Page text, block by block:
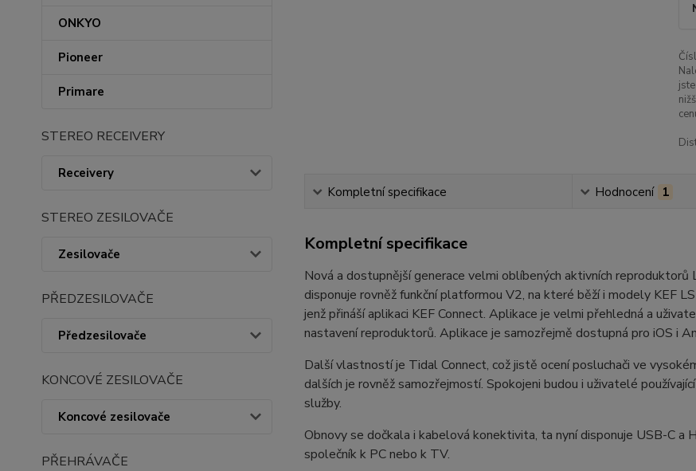
ONKYO
Pioneer
Primare
STEREO RECEIVERY
Receivery
STEREO ZESILOVAČE
Zesilovače
PŘEDZESILOVAČE
Předzesilovače
KONCOVÉ ZESILOVAČE
Koncové zesilovače
PŘEHRÁVAČE
jste
Kompletní specifikace Hodnocení 1
Kompletní specifikace
Nová a dostupnější generace velmi oblíbených aktivních
disponuje rovněž funkční platformou V2, na které běží i modely KEF
jenž přináší aplikaci KEF Connect. Aplikace je velmi přehledná a
nastavení reproduktorů. Aplikace je samozřejmě dostupná pro iOS i
Další vlastností je Tidal Connect, což jistě ocení posluchači ve
dalších je rovněž samozřejmostí. Spokojeni budou i uživatelé
služby.
Obnovy se dočkala i kabelová konektivita, ta nyní disponuje USB-C
společník k PC nebo k TV.